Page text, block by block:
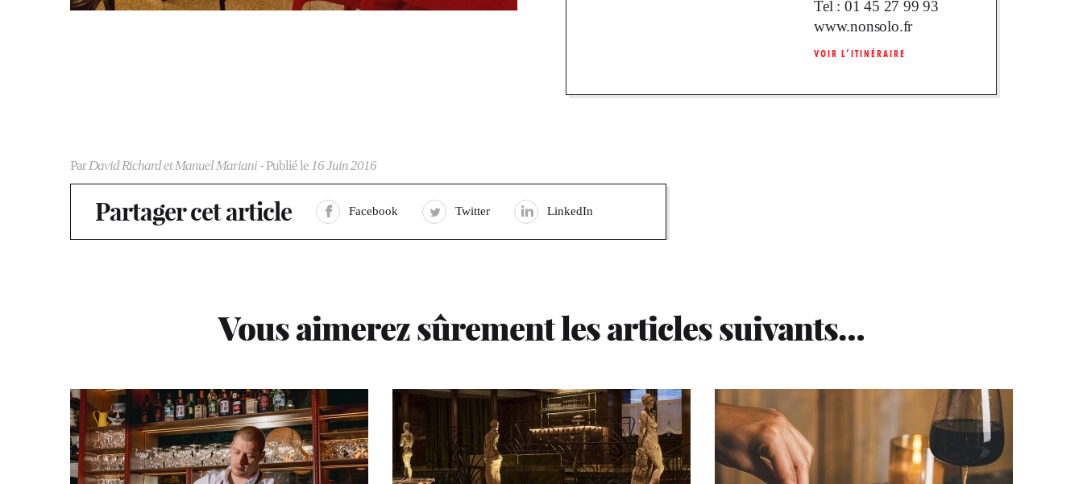
Tel : 01 45 27 99 93
www.nonsolo.fr
VOIR L’ITINÉRAIRE
ParDavid Richard et Manuel Mariani- Publié le 16 Juin 2016
Partager cet article Facebook Twitter LinkedIn
Vous aimerez sûrement les articles suivants…